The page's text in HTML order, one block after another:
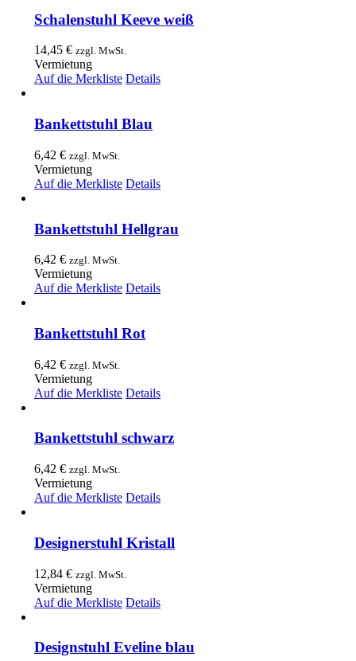
Schalenstuhl Keeve weiß
14,45 € zzgl. MwSt.
Vermietung
Auf die Merkliste Details
Bankettstuhl Blau
6,42 € zzgl. MwSt.
Vermietung
Auf die Merkliste Details
Bankettstuhl Hellgrau
6,42 € zzgl. MwSt.
Vermietung
Auf die Merkliste Details
Bankettstuhl Rot
6,42 € zzgl. MwSt.
Vermietung
Auf die Merkliste Details
Bankettstuhl schwarz
6,42 € zzgl. MwSt.
Vermietung
Auf die Merkliste Details
Designerstuhl Kristall
12,84 € zzgl. MwSt.
Vermietung
Auf die Merkliste Details
Designstuhl Eveline blau